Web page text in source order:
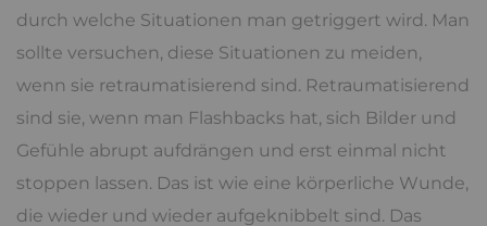
durch welche Situationen man getriggert wird. Man
sollte versuchen, diese Situationen zu meiden,
wenn sie retraumatisierend sind. Retraumatisierend
sind sie, wenn man Flashbacks hat, sich Bilder und
Gefühle abrupt aufdrängen und erst einmal nicht
stoppen lassen. Das ist wie eine körperliche Wunde,
die wieder und wieder aufgeknibbelt sind. Das